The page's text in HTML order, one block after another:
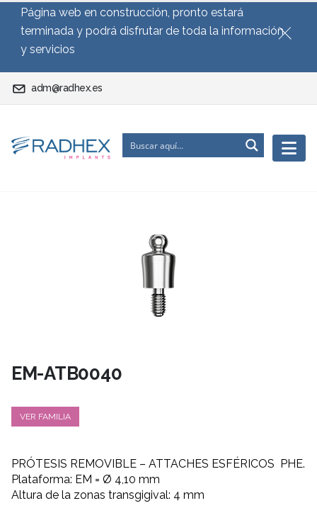
Página web en construcción, pronto estará
terminada y podrá disfrutar de toda la información
y servicios
adm@radhex.es
EM-ATB0040
VER FAMILIA
PRÓTESIS REMOVIBLE – ATTACHES ESFÉRICOS PHE.
Plataforma: EM = Ø 4,10 mm
Altura de la zonas transgigival: 4 mm